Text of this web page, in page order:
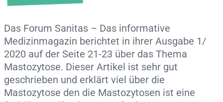
Das Forum Sanitas – Das informative
Medizinmagazin berichtet in ihrer Ausgabe 1/
2020 auf der Seite 21-23 über das Thema
Mastozytose. Dieser Artikel ist sehr gut
geschrieben und erklärt viel über die
Mastozytose den die Mastozytosen ist eine